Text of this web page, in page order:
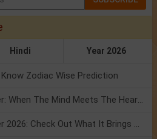
Hindi Year 2026
Zodiac Wise Prediction
Mercury Transit In Cancer: When The Mind Meets The Heart!
Mercury Transit In Cancer 2026: Check Out What It Brings For You